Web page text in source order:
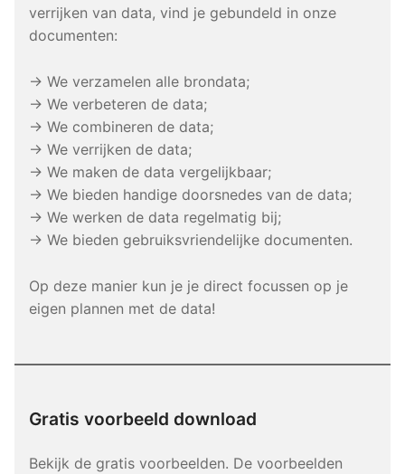
verrijken van data, vind je gebundeld in onze
documenten:
→ We verzamelen alle brondata;
→ We verbeteren de data;
→ We combineren de data;
→ We verrijken de data;
→ We maken de data vergelijkbaar;
→ We bieden handige doorsnedes van de data;
→ We werken de data regelmatig bij;
→ We bieden gebruiksvriendelijke documenten.
Op deze manier kun je je direct focussen op je
eigen plannen met de data!
Gratis voorbeeld download
Bekijk de gratis voorbeelden. De voorbeelden